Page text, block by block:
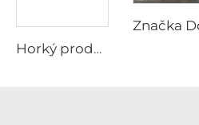
Horký prodej Dongfeng 8X4 nákladní vůz s 16 tunovým montovaným jeřábem speciální dopravní vozidlo na prodej